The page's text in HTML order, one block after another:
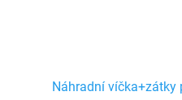
Náhradní víčka+zátky